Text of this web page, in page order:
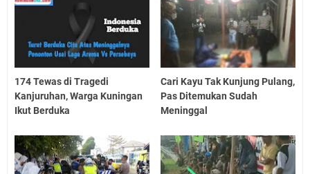
174 Tewas di Tragedi
Kanjuruhan, Warga Kuningan
Ikut Berduka
Cari Kayu Tak Kunjung Pulang,
Pas Ditemukan Sudah
Meninggal